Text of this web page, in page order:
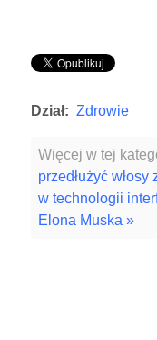
Dział: Zdrowie
Więcej w tej
przedłużyć
w technologii
Elona Muska »